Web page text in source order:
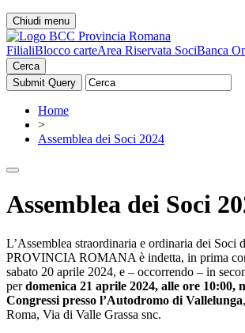
Chiudi menu
FilialiBlocco carteArea Riservata SociBanca
Cerca
Home
>
Assemblea dei Soci 2024
Assemblea dei Soci
L’Assemblea straordinaria e ordinaria dei Soci
PROVINCIA ROMANA è indetta, in prima
sabato 20 aprile 2024, e – occorrendo – in
perdomenica 21 aprile 2024, alle ore 10:00,
Congressi presso l’Autodromo di Vallelunga
Roma, Via di Valle Grassa snc.